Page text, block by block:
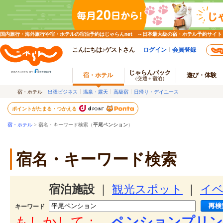
国内旅行・海外旅行や宿・ホテルの宿泊予約はじゃらんnet ～日本最大級の宿・ホテル予約サイト
こんにちは♪ゲストさん ログイン 会員登録
宿・ホテル じゃらんパック
（交通＋宿泊） 遊び・体験
宿・ホテル 出張ビジネス 温泉・露天 高級宿 日帰り・デイユース
ポイントがたまる・つかえる
宿・ホテル > 宿名・キーワード検索（平尾ペンション）
宿名・キーワード検索
宿泊施設 観光スポット イ
キーワード